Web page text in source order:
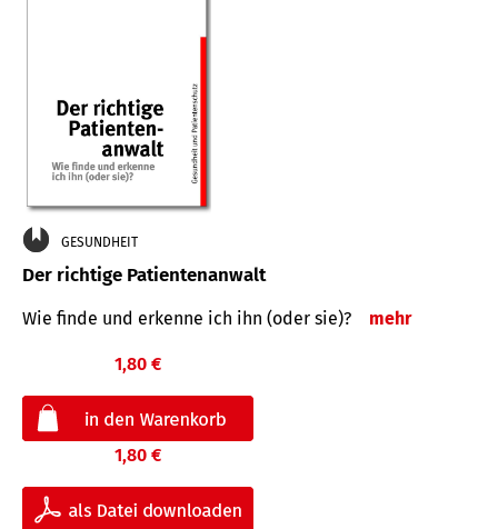
GESUNDHEIT
Der richtige Patientenanwalt
Wie finde und erkenne ich ihn (oder sie)? mehr
1,80 €
1,80 €